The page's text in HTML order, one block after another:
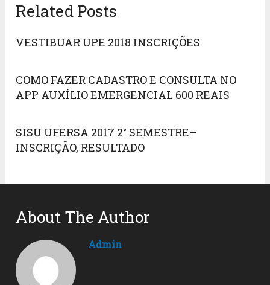
Related Posts
VESTIBUAR UPE 2018 INSCRIÇÕES
COMO FAZER CADASTRO E CONSULTA NO
APP AUXÍLIO EMERGENCIAL 600 REAIS
SISU UFERSA 2017 2° SEMESTRE–
INSCRIÇÃO, RESULTADO
About The Author
Admin